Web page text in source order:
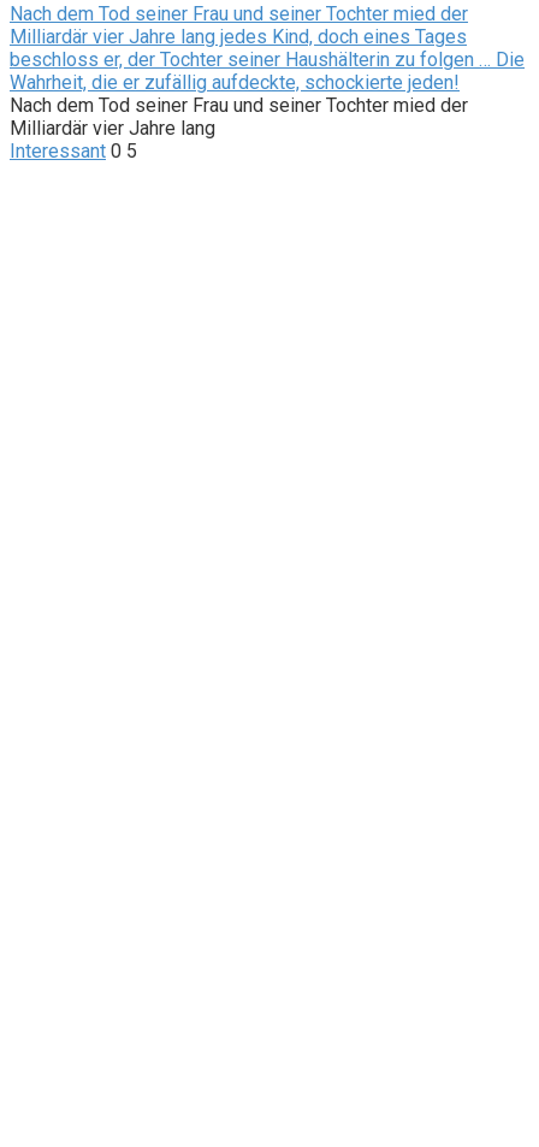
Nach dem Tod seiner Frau und seiner Tochter mied der
Milliardär vier Jahre lang jedes Kind, doch eines Tages
beschloss er, der Tochter seiner Haushälterin zu folgen … Die
Wahrheit, die er zufällig aufdeckte, schockierte jeden!
Nach dem Tod seiner Frau und seiner Tochter mied der
Milliardär vier Jahre lang
Interessant 0 5